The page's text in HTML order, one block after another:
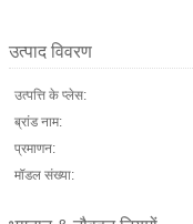
उत्पाद विवरण
उत्पत्ति के प्लेस:
ब्रांड नाम:
प्रमाणन:
मॉडल संख्या: